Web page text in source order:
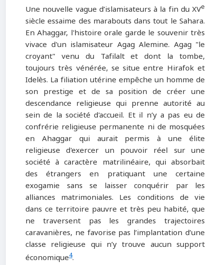
Une nouvelle vague d’islamisateurs à la fin du XVe
siècle essaime des marabouts dans tout le Sahara.
En Ahaggar, l'histoire orale garde le souvenir très
vivace d'un islamisateur Agag Alemine. Agag "le
croyant" venu du Tafilalt et dont la tombe,
toujours très vénérée, se situe entre Hirafok et
Idelès. La filiation utérine empêche un homme de
son prestige et de sa position de créer une
descendance religieuse qui prenne autorité au
sein de la société d'accueil. Et il n’y a pas eu de
confrérie religieuse permanente ni de mosquées
en Ahaggar qui aurait permis à une élite
religieuse d'exercer un pouvoir réel sur une
société à caractère matrilinéaire, qui absorbait
des étrangers en pratiquant une certaine
exogamie sans se laisser conquérir par les
alliances matrimoniales. Les conditions de vie
dans ce territoire pauvre et très peu habité, que
ne traversent pas les grandes trajectoires
caravanières, ne favorise pas l’implantation d’une
classe religieuse qui n’y trouve aucun support
économique4.